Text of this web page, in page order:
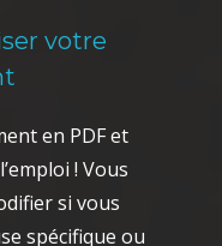
votre
en PDF et
! Vous
si vous
spécifique ou